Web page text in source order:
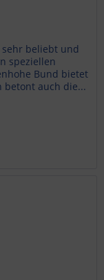
sehr beliebt und
speziellen
Bund bietet
betont auch die...